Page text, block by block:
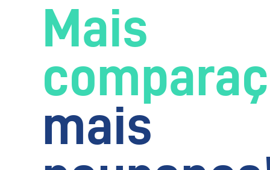
Mais
mais